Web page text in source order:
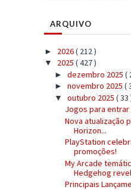
ARQUIVO
► 2026( 212 )
▼ 2025 ( 427 )
► dezembro 2025 (
► novembro 2025 (
▼ outubro 2025 ( 33
Jogos para
Nova atualização
Horizon...
PlayStation
promoções!
My Arcade
Hedgehog
Principais